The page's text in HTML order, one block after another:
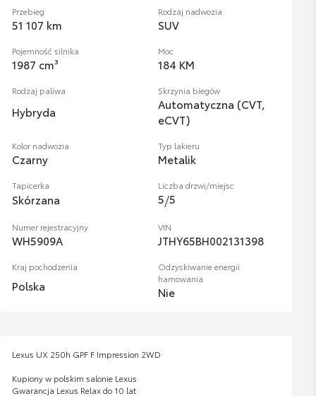
Przebieg
51 107 km
Rodzaj nadwozia
SUV
Pojemność silnika
1987 cm³
Moc
184 KM
Rodzaj paliwa
Hybryda
Skrzynia biegów
Automatyczna (CVT,
eCVT)
Kolor nadwozia
Czarny
Typ lakieru
Metalik
Tapicerka
Skórzana
Liczba drzwi/miejsc
5/5
Numer rejestracyjny
WH5909A
VIN
JTHY65BH002131398
Kraj pochodzenia
Polska
Odzyskiwanie energii
hamowania
Nie
Lexus UX 250h GPF F Impression 2WD
Kupiony w polskim salonie Lexus
Gwarancja Lexus Relax do 10 lat